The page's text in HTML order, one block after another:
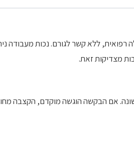
רפואית, ללא קשר לגורם. נכות מעבודה
מצדיקות זאת.
אם הבקשה הוגשה מוקדם, הקצבה